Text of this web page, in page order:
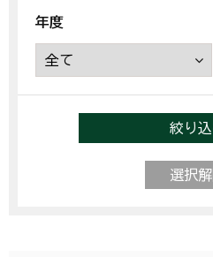
年度
絞り
選択